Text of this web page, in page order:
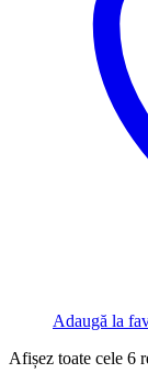
Adaugă la
Afișez toate cele 6